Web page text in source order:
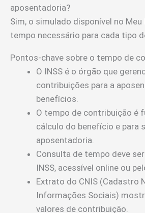
aposentadoria?
Sim, o simulado disponível no Meu
tempo necessário para cada tipo
Pontos-chave sobre o tempo de
O INSS é o órgão que
contribuições para a
benefícios.
O tempo de contribuição é
cálculo do benefício e para
aposentadoria.
Consulta de tempo deve
INSS, acessível online ou
Extrato do CNIS (Cadastro
Informações Sociais)
valores de contribuição.